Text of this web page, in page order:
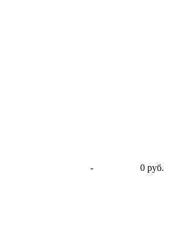
- 0 руб.